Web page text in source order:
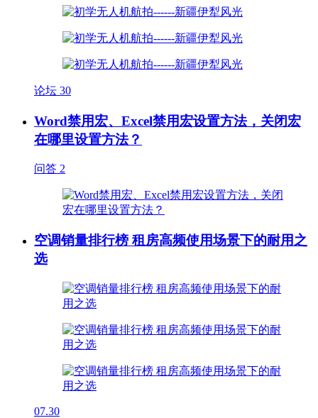
论坛 30
Word禁用宏、Excel禁用宏设置方法，关闭宏
在哪里设置方法？
问答 2
空调销量排行榜 租房高频使用场景下的耐用之
选
07.30